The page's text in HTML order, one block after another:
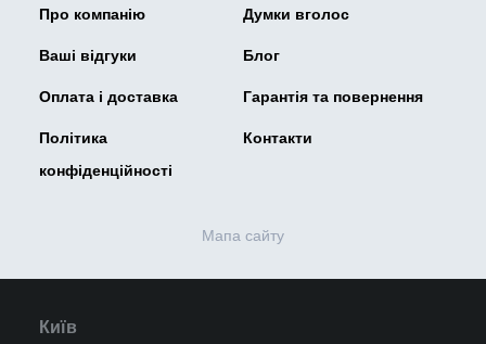
Про компанію Думки вголос
Ваші відгуки Блог
Оплата і доставка Гарантія та повернення
Політика
конфіденційності
Контакти
Мапа сайту
Київ